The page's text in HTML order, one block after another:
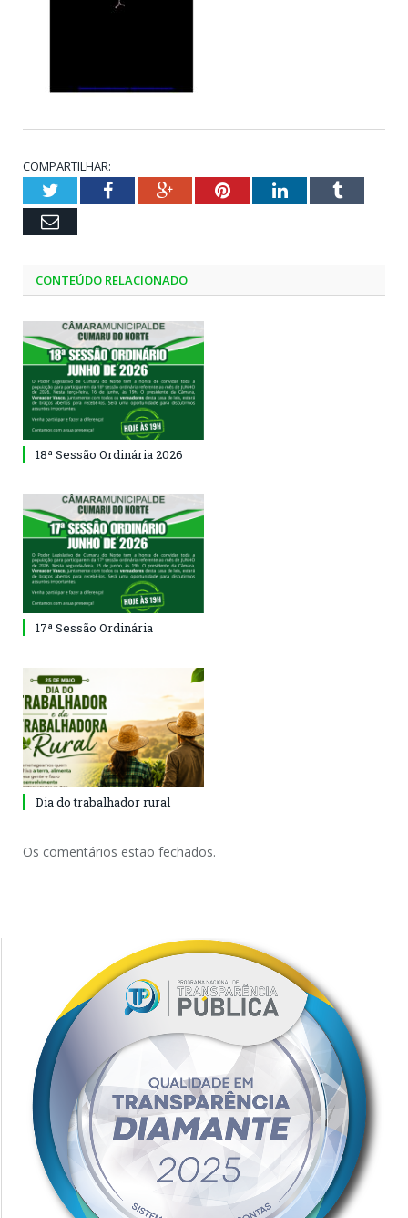
COMPARTILHAR:
TwitterFacebookGoogle+PinterestLinkedInTumblr
Email
CONTEÚDO RELACIONADO
18ª Sessão Ordinária 2026
17ª Sessão Ordinária
Dia do trabalhador rural
Os comentários estão fechados.